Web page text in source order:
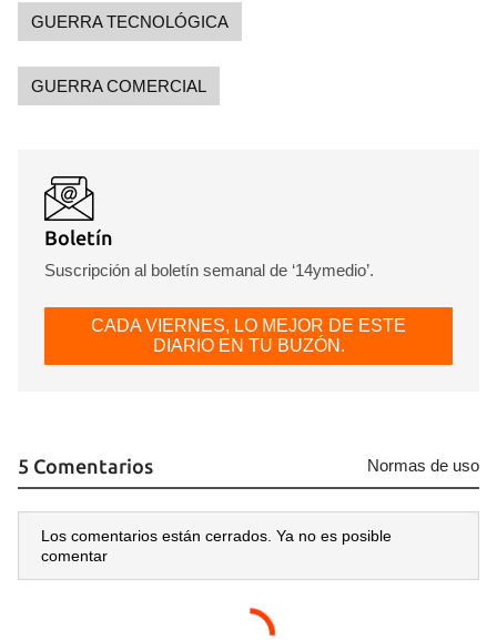
GUERRA TECNOLÓGICA
GUERRA COMERCIAL
Boletín
Suscripción al boletín semanal de ‘14ymedio’.
CADA VIERNES, LO MEJOR DE ESTE
DIARIO EN TU BUZÓN.
5 Comentarios Normas de uso
Los comentarios están cerrados. Ya no es posible
comentar